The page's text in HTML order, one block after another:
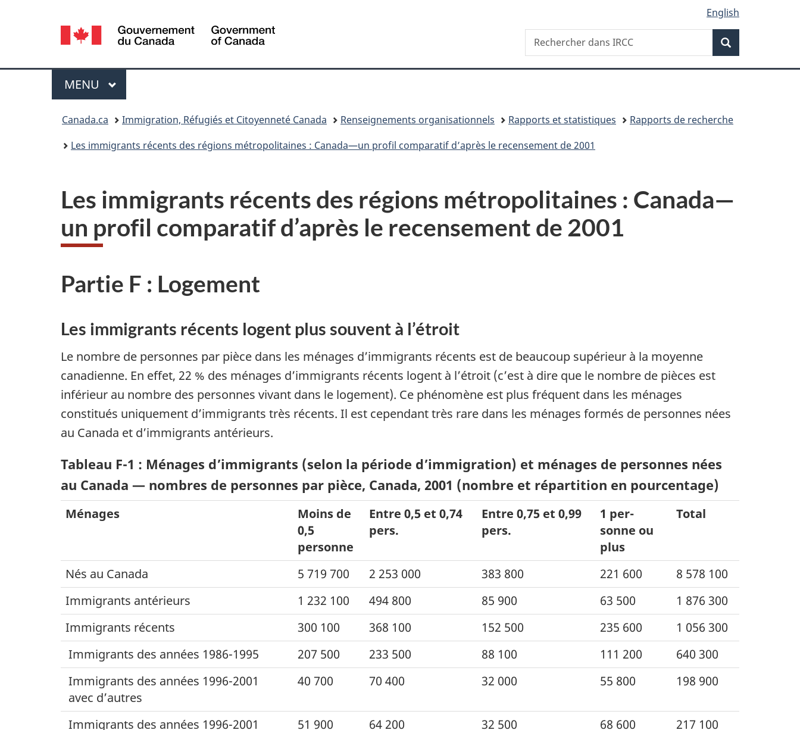
sujet
HTML
Sélection
de
la
langue
English
Canada
Recherche
Rechercher
dans
Menu
MENU PRINCIPAL
Canada.ca Immigration, Réfugiés et Citoyenneté Canada Renseignements organisationnels Rapports et statistiques
Rapports de recherche
Les immigrants récents des régions métropolitaines : Canada—un profil comparatif d’après le recensement de 2001
Les immigrants récents des régions métropolitaines : Canada—
un profil comparatif d’après le recensement de 2001
Partie F : Logement
Les immigrants récents logent plus souvent à l’étroit
Le nombre de personnes par pièce dans les ménages d’immigrants récents est de beaucoup supérieur à la moyenne
canadienne. En effet, 22 % des ménages d’immigrants récents logent à l’étroit (c’est à dire que le nombre de pièces est
inférieur au nombre des personnes vivant dans le logement). Ce phénomène est plus fréquent dans les ménages
constitués uniquement d’immigrants très récents. Il est cependant très rare dans les ménages formés de personnes nées
au Canada et d’immigrants antérieurs.
Tableau F-1 : Ménages d’immigrants (selon la période d’immigration) et ménages de personnes nées
au Canada — nombres de personnes par pièce, Canada, 2001 (nombre et répartition en pourcentage)
Ménages
Moins de
0,5
personne
Entre 0,5 et 0,74
pers.
Entre 0,75 et 0,99
pers.
1 per-
sonne ou
plus
Total
Nés au Canada 5 719 700 2 253 000 383 800 221 600
8 578 100
Immigrants antérieurs
1 232 100 494 800 85 900 63 500
1 876 300
Immigrants récents
300 100 368 100 152 500 235 600
1 056 300
Immigrants des années 1986-1995
207 500 233 500 88 100 111 200
640 300
Immigrants des années 1996-2001
avec d’autres
40 700 70 400 32 000 55 800 198 900
Immigrants des années 1996-2001
51 900 64 200 32 500 68 600 217 100